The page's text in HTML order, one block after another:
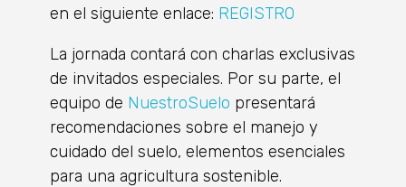
en el siguiente enlace: REGISTRO
La jornada contará con charlas exclusivas
de invitados especiales. Por su parte, el
equipo de NuestroSuelo presentará
recomendaciones sobre el manejo y
cuidado del suelo, elementos esenciales
para una agricultura sostenible.